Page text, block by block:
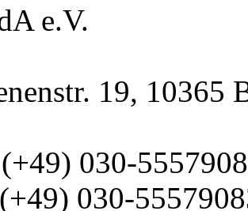
e.V.
19, 10365
030-
030-